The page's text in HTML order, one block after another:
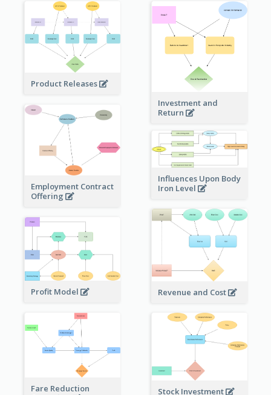
Product Releases
Investment and
Return
Employment Contract
Offering
Influences Upon Body
Iron Level
Revenue and Cost
Profit Model
Fare Reduction
Stock Investment